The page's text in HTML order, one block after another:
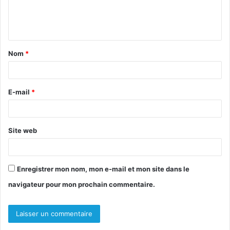
t
a
e
*
Nom *
E-mail *
Site web
Enregistrer mon nom, mon e-mail et mon site dans le
navigateur pour mon prochain commentaire.